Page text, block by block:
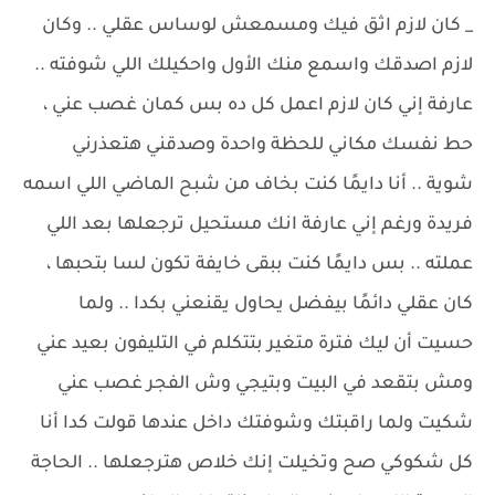
_ كان لازم اثق فيك ومسمعش لوساس عقلي .. وكان
لازم اصدقك واسمع منك الأول واحكيلك اللي شوفته ..
عارفة إني كان لازم اعمل كل ده بس كمان غصب عني ،
حط نفسك مكاني للحظة واحدة وصدقني هتعذرني
شوية .. أنا دايمًا كنت بخاف من شبح الماضي اللي اسمه
فريدة ورغم إني عارفة انك مستحيل ترجعلها بعد اللي
عملته .. بس دايمًا كنت ببقى خايفة تكون لسا بتحبها ،
كان عقلي دائمًا بيفضل يحاول يقنعني بكدا .. ولما
حسيت أن ليك فترة متغير بتتكلم في التليفون بعيد عني
ومش بتقعد في البيت وبتيجي وش الفجر غصب عني
شكيت ولما راقبتك وشوفتك داخل عندها قولت كدا أنا
كل شكوكي صح وتخيلت إنك خلاص هترجعلها .. الحاجة